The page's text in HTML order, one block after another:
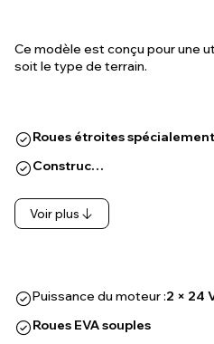
Ce modèle est conçu pour une
soit le type de terrain.
Roues étroites
Construc…
Voir plus
Puissance du moteur :2 × 24
Roues EVA souples